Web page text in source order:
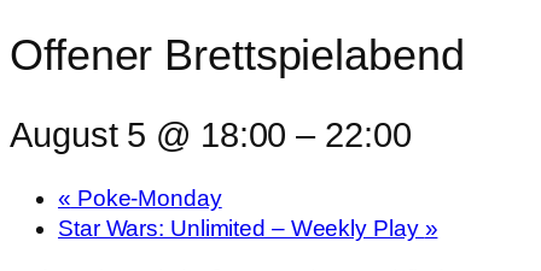
Offener Brettspielabend
August 5 @ 18:00 – 22:00
« Poke-Monday
Star Wars: Unlimited – Weekly Play »